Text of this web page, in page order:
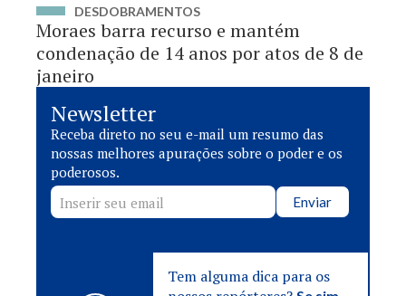
DESDOBRAMENTOS
Moraes barra recurso e mantém
condenação de 14 anos por atos de 8 de
janeiro
Newsletter
Receba direto no seu e-mail um resumo das
nossas melhores apurações sobre o poder e os
poderosos.
Enviar
Tem alguma dica para os